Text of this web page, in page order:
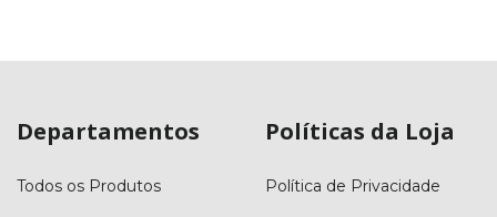
Departamentos
Todos os Produtos
Políticas da Loja
Política de Privacidade